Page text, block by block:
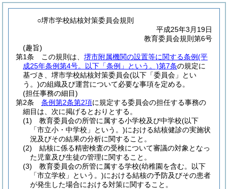
○堺市学校結核対策委員会規則
平成25年3月19日
教育委員会規則第6号
(趣旨)
第1条
この規則は、 堺市附属機関の設置等に関する条例(平
成25年条例第4号。以下「条例」という。)第7条の規定に
基づき、堺市学校結核対策委員会(以下「委員会」とい
う。)の組織及び運営について必要な事項を定める。
(担任事務の細目)
第2条
条例第2条第2項に規定する委員会の担任する事務の
細目は、次に掲げるとおりとする。
(1)
教育委員会の所管に属する小学校及び中学校(以下
「市立小・中学校」という。)における結核健診の実施状
況及びその結果の分析に関すること。
(2)
結核に係る精密検査の受検について審議の対象となっ
た児童及び生徒の管理に関すること。
(3)
教育委員会の所管に属する学校(幼稚園を含む。以下
「市立学校」という。)における結核の予防及びその患者
が発生した場合における対策に関すること。